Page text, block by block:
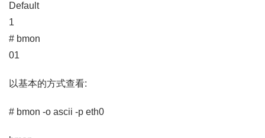
Default
1
# bmon
01
以基本的方式查看:
# bmon -o ascii -p eth0